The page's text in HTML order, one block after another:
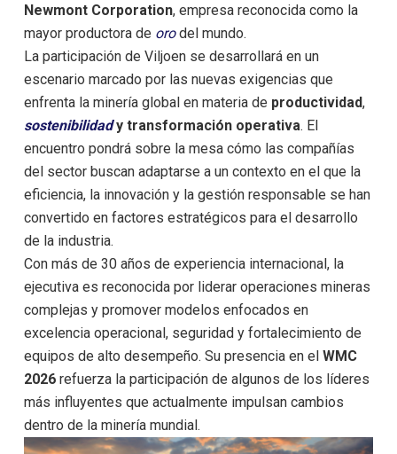
Newmont Corporation, empresa reconocida como la
mayor productora de orodel mundo.
La participación de Viljoen se desarrollará en un
escenario marcado por las nuevas exigencias que
enfrenta la minería global en materia de productividad,
sostenibilidady transformación operativa. El
encuentro pondrá sobre la mesa cómo las compañías
del sector buscan adaptarse a un contexto en el que la
eficiencia, la innovación y la gestión responsable se han
convertido en factores estratégicos para el desarrollo
de la industria.
Con más de 30 años de experiencia internacional, la
ejecutiva es reconocida por liderar operaciones mineras
complejas y promover modelos enfocados en
excelencia operacional, seguridad y fortalecimiento de
equipos de alto desempeño. Su presencia en elWMC
2026 refuerza la participación de algunos de los líderes
más influyentes que actualmente impulsan cambios
dentro de la minería mundial.